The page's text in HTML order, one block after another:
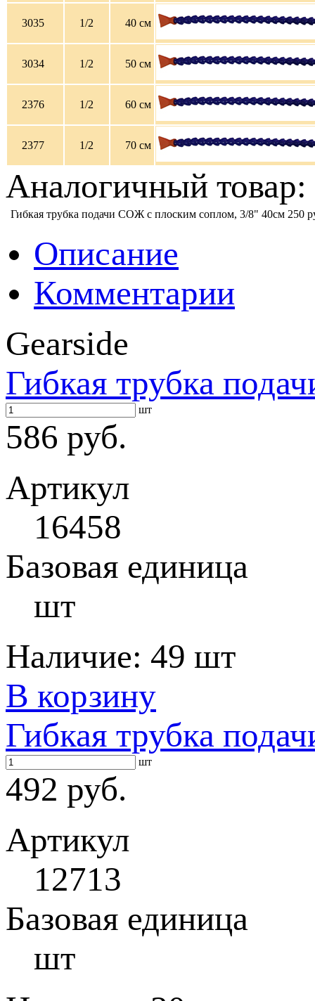
3035 1/2 40 см
3034 1/2 50 см
2376 1/2 60 см
2377 1/2 70 см
Аналогичный товар:
Гибкая трубка подачи СОЖ с плоским соплом, 3/8" 40см 250
Описание
Комментарии
Gearside
Гибкая трубка
шт
586 руб.
Артикул
16458
Базовая единица
шт
Наличие: 49 шт
В корзину
Гибкая трубка
шт
492 руб.
Артикул
12713
Базовая единица
шт